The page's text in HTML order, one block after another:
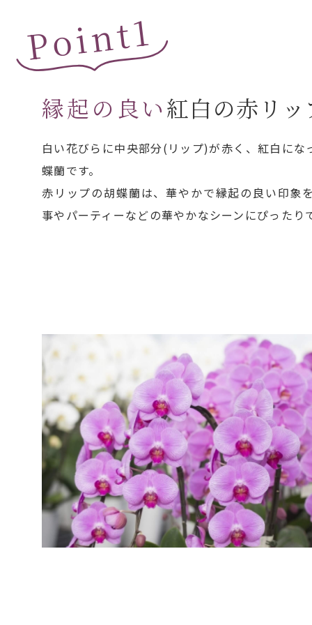
Point1
縁起の良い紅白の赤リッ
白い花びらに中央部分(リップ)が赤く、紅白にな
蝶蘭です。
赤リップの胡蝶蘭は、華やかで縁起の良い印象
事やパーティーなどの華やかなシーンにぴったり